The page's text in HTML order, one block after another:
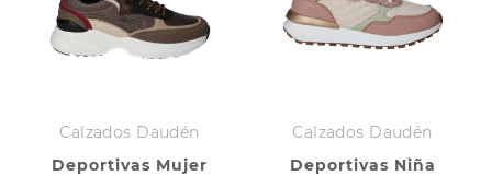
Calzados Daudén
Deportivas Mujer
Calzados Daudén
Deportivas Niña